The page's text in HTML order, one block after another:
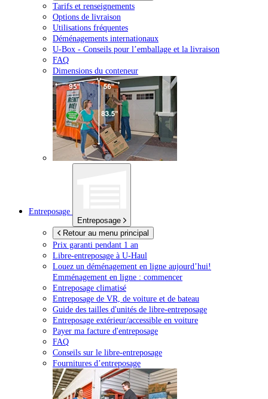
Tarifs et renseignements
Options de livraison
Utilisations fréquentes
Déménagements internationaux
U-Box - Conseils pour l’emballage et la livraison
FAQ
Dimensions du conteneur
Entreposage
Entreposage
Retour au menu principal
Prix garanti pendant 1 an
Libre-entreposage à U-Haul
Louez un déménagement en ligne aujourd’hui!
Emménagement en ligne : commencer
Entreposage climatisé
Entreposage de VR, de voiture et de bateau
Guide des tailles d'unités de libre-entreposage
Entreposage extérieur/accessible en voiture
Payer ma facture d'entreposage
FAQ
Conseils sur le libre-entreposage
Fournitures d’entreposage